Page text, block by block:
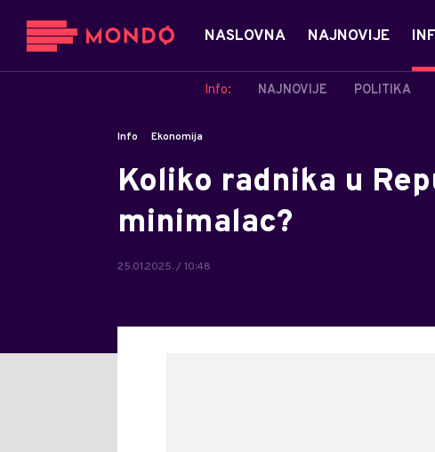
NASLOVNA NAJNOVIJE
Info: NAJNOVIJE POLITIKA
Info Ekonomija
Koliko radnika u
minimalac?
25.01.2025. / 10:48